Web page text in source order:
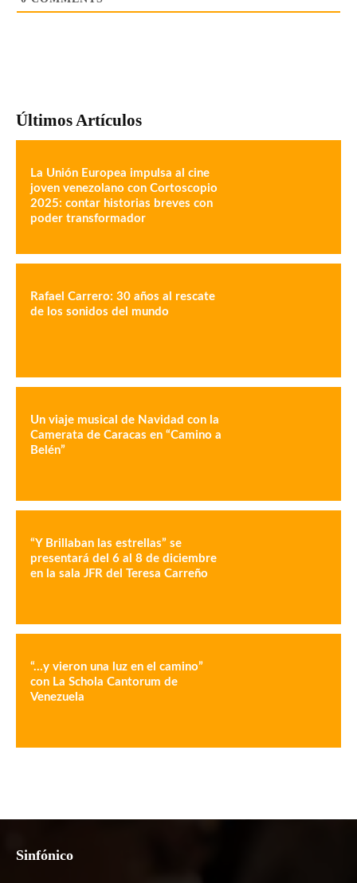
Últimos Artículos
La Unión Europea impulsa al cine
joven venezolano con Cortoscopio
2025: contar historias breves con
poder transformador
Rafael Carrero: 30 años al rescate
de los sonidos del mundo
Un viaje musical de Navidad con la
Camerata de Caracas en “Camino a
Belén”
“Y Brillaban las estrellas” se
presentará del 6 al 8 de diciembre
en la sala JFR del Teresa Carreño
“…y vieron una luz en el camino”
con La Schola Cantorum de
Venezuela
Sinfónico